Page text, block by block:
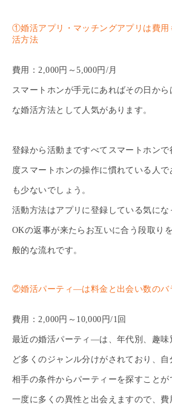
①婚活アプリ・マッチングアプリは費用
活方法
費用：2,000円～5,000円/月
スマートホンが手元にあればその日か
な婚活方法として人気があります。
登録から活動まですべてスマートホン
度スマートホンの操作に慣れている人で
も少ないでしょう。
活動方法はアプリに登録している気にな
OKの返事が来たらお互いに合う段取り
般的な流れです。
②婚活パーティ―は料金と出会い数のバ
費用：2,000円～10,000円/1回
最近の婚活パーティ―は、年代別、趣味
ど多くのジャンル分けがされており、自
相手の条件からパーティーを探すことが
一度に多くの異性と出会えますので、